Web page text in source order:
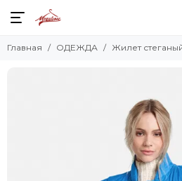
Главная ОДЕЖДА Жилет